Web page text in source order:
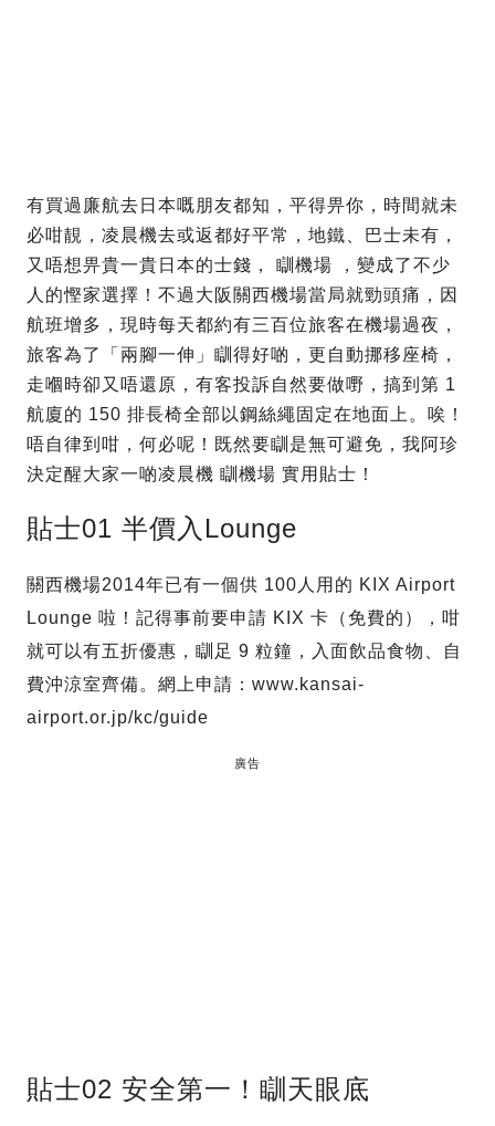
有買過廉航去日本嘅朋友都知，平得畀你，時間就未
必咁靚，凌晨機去或返都好平常，地鐵、巴士未有，
又唔想畀貴一貴日本的士錢， 瞓機場 ，變成了不少
人的慳家選擇！不過大阪關西機場當局就勁頭痛，因
航班增多，現時每天都約有三百位旅客在機場過夜，
旅客為了「兩腳一伸」瞓得好啲，更自動挪移座椅，
走嗰時卻又唔還原，有客投訴自然要做嘢，搞到第 1
航廈的 150 排長椅全部以鋼絲繩固定在地面上。唉！
唔自律到咁，何必呢！既然要瞓是無可避免，我阿珍
決定醒大家一啲凌晨機 瞓機場 實用貼士！
貼士01 半價入Lounge
關西機場2014年已有一個供 100人用的 KIX Airport
Lounge 啦！記得事前要申請 KIX 卡（免費的），咁
就可以有五折優惠，瞓足 9 粒鐘，入面飲品食物、自
費沖涼室齊備。網上申請：www.kansai-
airport.or.jp/kc/guide
廣告
貼士02 安全第一！瞓天眼底